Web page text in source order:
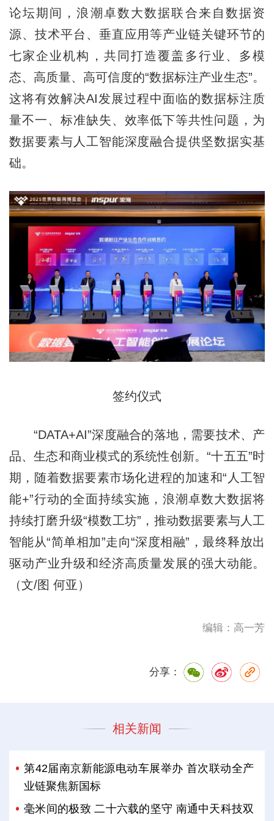
论坛期间，浪潮卓数大数据联合来自数据资
源、技术平台、垂直应用等产业链关键环节的
七家企业机构，共同打造覆盖多行业、多模
态、高质量、高可信度的“数据标注产业生态”。
这将有效解决AI发展过程中面临的数据标注质
量不一、标准缺失、效率低下等共性问题，为
数据要素与人工智能深度融合提供坚数据实基
础。
签约仪式
“DATA+AI”深度融合的落地，需要技术、产
品、生态和商业模式的系统性创新。“十五五”时
期，随着数据要素市场化进程的加速和“人工智
能+”行动的全面持续实施，浪潮卓数大数据将
持续打磨升级“模数工坊”，推动数据要素与人工
智能从“简单相加”走向“深度相融”，最终释放出
驱动产业升级和经济高质量发展的强大动能。
（文/图 何亚）
编辑：高一芳
分享：
相关新闻
第42届南京新能源电动车展举办 首次联动全产
业链聚焦新国标
毫米间的极致 二十六载的坚守 南通中天科技双